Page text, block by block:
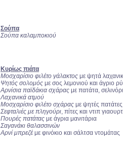
Σούπα
Σούπα καλαμποκιού
Κυρίως πιάτα
Μοσχαρίσιο φιλέτο γάλακτος με ψητά
Ψητός σολομός με σος λεμονιού και άγριο
Αρνίσια παϊδάκια σχάρας με πατάτα,
Λαχανικά ατμού
Μοσχαρίσιο φιλέτο σχάρας με ψητές πατάτες
Σεφταλιές με πληγούρι, πίτες και ντιπ
Πουρές πατάτας με άγρια μανιτάρια
Σαγανάκι θαλασσινών
Αρνί μπρεζέ με φινόκιο και σάλτσα ντομάτας